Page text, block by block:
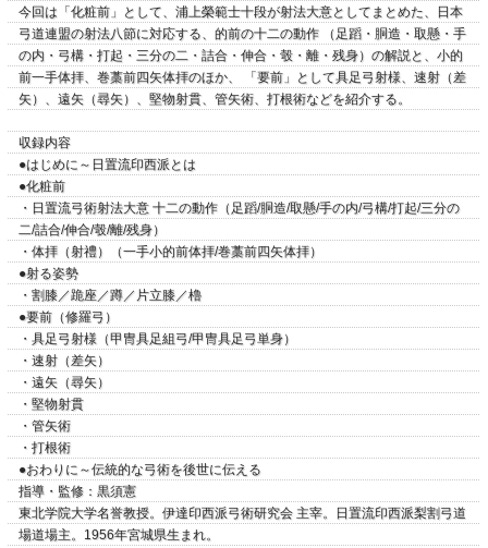
今回は「化粧前」として、浦上榮範士十段が射法大意としてまとめた、日本
弓道連盟の射法八節に対応する、的前の十二の動作 （足蹈・胴造・取懸・手
の内・弓構・打起・三分の二・詰合・伸合・彀・離・残身）の解説と、小的
前一手体拝、巻藁前四矢体拝のほか、 「要前」として具足弓射様、速射（差
矢）、遠矢（尋矢）、堅物射貫、管矢術、打根術などを紹介する。
収録内容
●はじめに～日置流印西派とは
●化粧前
・日置流弓術射法大意 十二の動作（足蹈/胴造/取懸/手の内/弓構/打起/三分の
二/詰合/伸合/彀/離/残身）
・体拝（射禮）（一手小的前体拝/巻藁前四矢体拝）
●射る姿勢
・割膝／跪座／蹲／片立膝／櫓
●要前（修羅弓）
・具足弓射様（甲冑具足組弓/甲冑具足弓単身）
・速射（差矢）
・遠矢（尋矢）
・堅物射貫
・管矢術
・打根術
●おわりに～伝統的な弓術を後世に伝える
指導・監修：黒須憲
東北学院大学名誉教授。伊達印西派弓術研究会 主宰。日置流印西派梨割弓道
場道場主。1956年宮城県生まれ。